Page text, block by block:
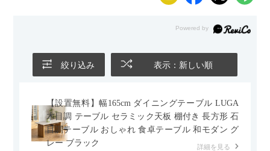
絞り込み 表示：新しい順
【設置無料】幅165cm ダイニングテーブル LUGA
木目調 テーブル セラミック天板 棚付き 長方形 石
目調テーブル おしゃれ 食卓テーブル 和モダン グ
レー ブラック
詳細を見る